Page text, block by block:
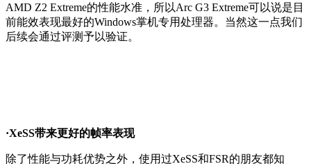
AMD Z2 Extreme的性能水准，所以Arc G3 Extreme可以说是目
前能效表现最好的Windows掌机专用处理器。当然这一点我们
后续会通过评测予以验证。
·XeSS带来更好的帧率表现
除了性能与功耗优势之外，使用过XeSS和FSR的朋友都知